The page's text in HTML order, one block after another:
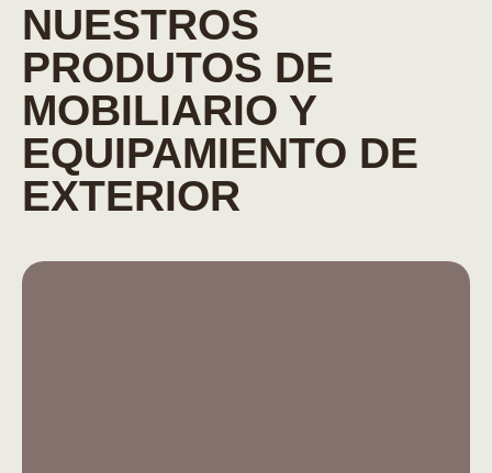
NUESTROS
PRODUTOS DE
MOBILIARIO Y
EQUIPAMIENTO DE
EXTERIOR